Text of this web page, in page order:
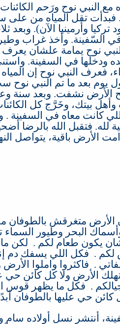
مع النبي نوح ورَحم
. فبدأت تقل المياه من
وأرمينيا الآن). وبعد
السّفينة. وأخذ غراب
نوح يمامة علشان
ودخلها في السفينة.
فعرف النبي نوح إن
يوم بعد ما تم النبي نوح
الأرض نشفت. ‏ وبعد سنة
بيتك، وخَرَّج كل
كانت معاه في السفينة .
لله. ‏ فتقبل الله بالرضا
الأرض باقية، يتواصل
الأرض متغرقش بالطوفان
البحر وطيور
يكون طعام لكم . لكن
لكم . فكل اللي يسفك دم
. ‏ فاكثروا واملوا
الأرض ولا كل كائن حي
. ‏ فكل ما يظهر قوس
كائن حي عليها بالطوفان أبدًا
أنتشر نسل أولاده